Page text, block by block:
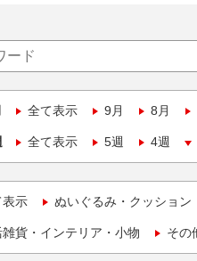
全て表示 9月 8月
全て表示 5週 4週
表示 ぬいぐるみ・クッション
貨・インテリア・小物 その